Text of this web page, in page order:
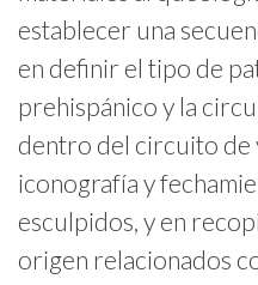
establecer una
en definir el tipo de
prehispánico y la
dentro del circuito de
iconografía y
esculpidos, y en
origen relacionados